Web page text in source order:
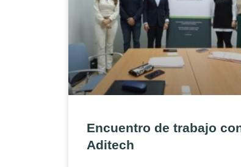
Encuentro de trabajo
Aditech